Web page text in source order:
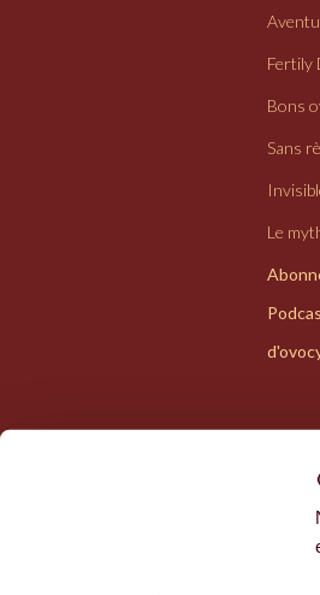
Fertily
Bons
Sans
Le
Politiques